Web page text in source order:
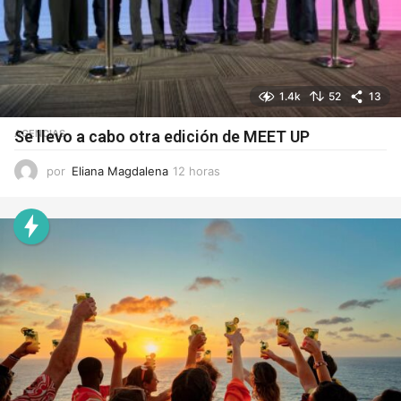
1.4k 52 13
AGENCIAS
Se llevo a cabo otra edición de MEET UP
por Eliana Magdalena 12 horas
o
r